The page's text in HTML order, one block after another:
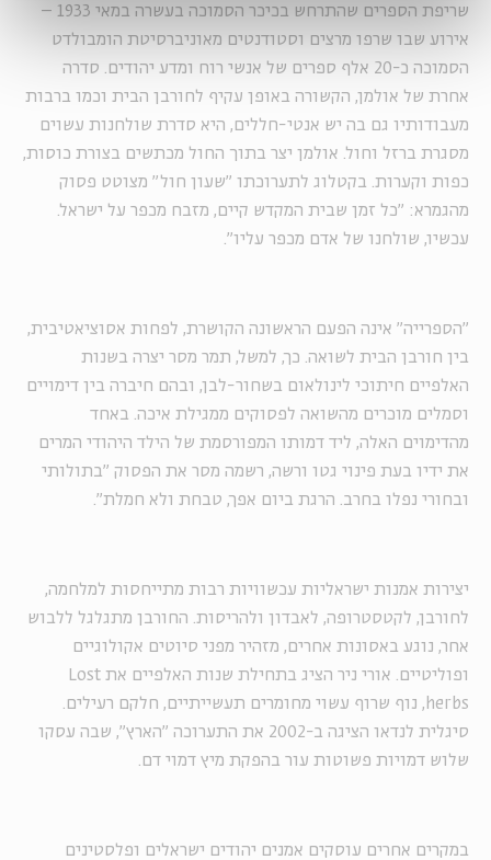
שריפת הספרים שהתרחש בכיכר הסמוכה בעשרה במאי 1933 –
אירוע שבו שרפו מרצים וסטודנטים מאוניברסיטת הומבולדט
הסמוכה כ-20 אלף ספרים של אנשי רוח ומדע יהודים. סדרה
אחרת של אולמן, הקשורה באופן עקיף לחורבן הבית וכמו ברבות
מעבודותיו גם בה יש אנטי-חללים, היא סדרת שולחנות עשוים
מסגרת ברזל וחול. אולמן יצר בתוך החול מכתשים בצורת כוסות,
כפות וקערות. בקטלוג לתערוכתו "שעון חול" מצוטט פסוק
מהגמרא: "כל זמן שבית המקדש קיים, מזבח מכפר על ישראל.
עכשיו, שולחנו של אדם מכפר עליו".
"הספרייה" אינה הפעם הראשונה הקושרת, לפחות אסוציאטיבית,
בין חורבן הבית לשואה. כך, למשל, תמר מסר יצרה בשנות
האלפיים חיתוכי לינולאום בשחור-לבן, ובהם חיברה בין דימויים
וסמלים מוכרים מהשואה לפסוקים ממגילת איכה. באחד
מהדימוים האלה, ליד דמותו המפורסמת של הילד היהודי המרים
את ידיו בעת פינוי גטו ורשה, רשמה מסר את הפסוק "בתולותי
ובחורי נפלו בחרב. הרגת ביום אפך, טבחת ולא חמלת".
יצירות אמנות ישראליות עכשוויות רבות מתייחסות למלחמה,
לחורבן, לקטסטרופה, לאבדון ולהריסות. החורבן מתגלגל ללבוש
אחר, נוגע באסונות אחרים, מזהיר מפני סיוטים אקולוגיים
ופוליטיים. אורי ניר הציג בתחילת שנות האלפיים את Lost
herbs, נוף שרוף עשוי מחומרים תעשייתיים, חלקם רעילים.
סיגלית לנדאו הציגה ב-2002 את התערוכה "הארץ", שבה עסקו
שלוש דמויות פשוטות עור בהפקת מיץ דמוי דם.
במקרים אחרים עוסקים אמנים יהודים ישראלים ופלסטינים